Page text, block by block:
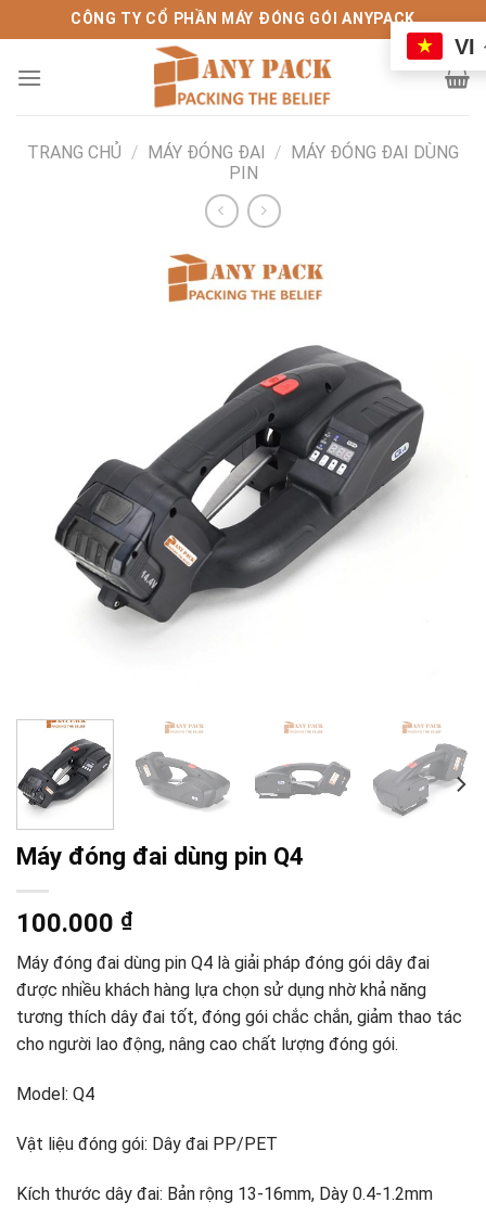
qua
nội
CÔNG TY CỔ PHẦN MÁY ĐÓNG GÓI ANYPACK
TRANG CHỦ / MÁY ĐÓNG ĐAI / MÁY ĐÓNG ĐAI DÙNG
PIN
Máy đóng đai dùng pin Q4
100.000 ₫
Máy đóng đai dùng pin Q4 là giải pháp đóng gói dây đai
được nhiều khách hàng lựa chọn sử dụng nhờ khả năng
tương thích dây đai tốt, đóng gói chắc chắn, giảm thao tác
cho người lao động, nâng cao chất lượng đóng gói.
Model: Q4
Vật liệu đóng gói: Dây đai PP/PET
Kích thước dây đai: Bản rộng 13-16mm, Dày 0.4-1.2mm
VI